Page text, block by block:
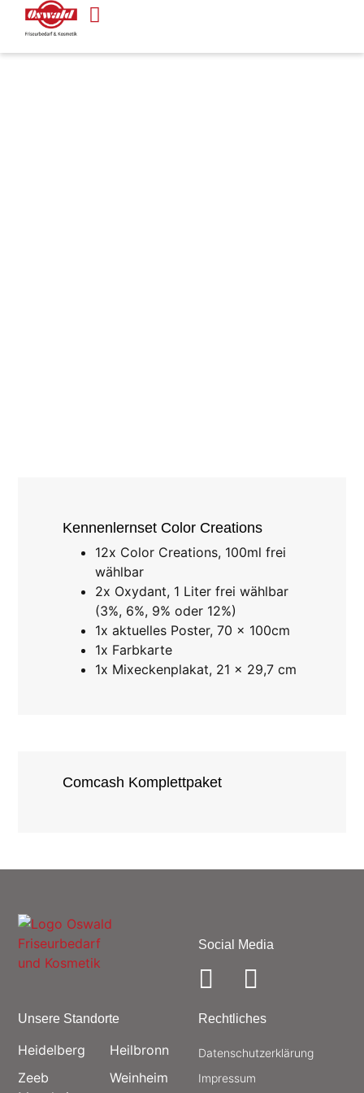
Kennenlernset Color Creations
12x Color Creations, 100ml frei
wählbar
2x Oxydant, 1 Liter frei wählbar
(3%, 6%, 9% oder 12%)
1x aktuelles Poster, 70 x 100cm
1x Farbkarte
1x Mixeckenplakat, 21 x 29,7 cm
Comcash Komplettpaket
Unsere Standorte
Heidelberg
Zeeb
Heilbronn
Weinheim
Social Media
Rechtliches
Datenschutz­erklärung
Impressum